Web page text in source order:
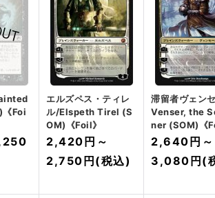
Foi
エルズペス・ティレ
ル/Elspeth Tirel (S
OM)《Foil》
2,420円 ～
2,750円 (税込)
滞留者ヴェン
Venser, the
ner (SOM)《
2,640円 ～
3,080円 (